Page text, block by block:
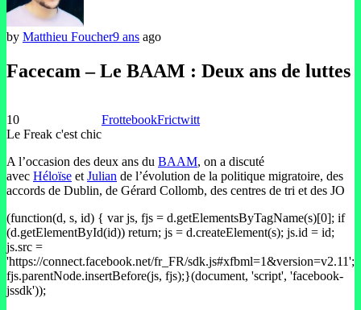
by Matthieu Foucher9 ans ago
Facecam – Le BAAM : Deux ans de luttes
10
Le Freak c'est chic
FrottebookFrictwitt
A l’occasion des deux ans du BAAM, on a discuté
avec Héloïse et Julian de l’évolution de la politique migratoire, des
accords de Dublin, de Gérard Collomb, des centres de tri et des JO
(function(d, s, id) { var js, fjs = d.getElementsByTagName(s)[0]; if
(d.getElementById(id)) return; js = d.createElement(s); js.id = id;
js.src =
'https://connect.facebook.net/fr_FR/sdk.js#xfbml=1&version=v2.11';
fjs.parentNode.insertBefore(js, fjs);}(document, 'script', 'facebook-
jssdk'));